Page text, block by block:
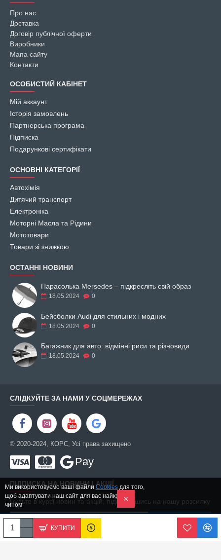
КУПИТИ
Про нас
Доставка
Договір публічної оферти
Виробники
Мапа сайту
Контакти
ОСОБИСТИЙ КАБІНЕТ
Мій аккаунт
Історія замовлень
Партнерська програма
Підписка
Подарункові сертифікати
ОСНОВНІ КАТЕГОРІЇ
Автохімія
Дитячий транспорт
Електроніка
Моторні Масла та Рідини
Мототовари
Товари зі знижкою
ОСТАННІ НОВИНИ
Парасолька Mersedes – підкресліть свій образ
18.05.2024 0
Бейсболки Audi для стильних і модних
18.05.2024 0
Багажник для авто: відмінні риси та різновиди
18.05.2024 0
СЛІДКУЙТЕ ЗА НАМИ У СОЦМЕРЕЖАХ
© 2020-2024, КОРС, Усі права захищено
Pay
ПІДПИСКА НА НОВИНИ І АКЦІЇ
Будьте в курсі новин та акцій, підписавшись на нашу розсилку
Ми використовуємо ваші файли Cookies для того,
щоб адаптувати наш сайт для вас найкращим
чином